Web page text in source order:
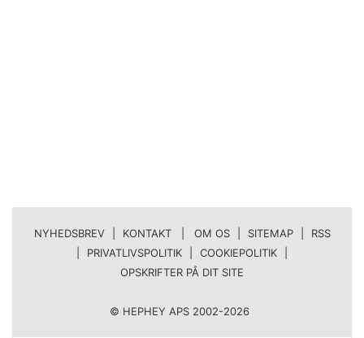
NYHEDSBREV KONTAKT | OM OS SITEMAP
RSS
PRIVATLIVSPOLITIK COOKIEPOLITIK
OPSKRIFTER PÅ DIT SITE
© HEPHEY APS 2002-2026